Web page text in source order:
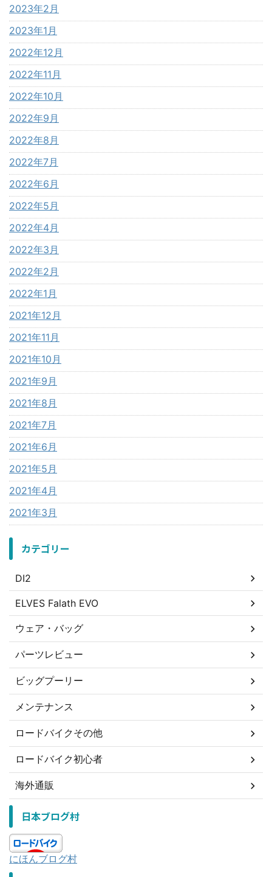
2023年2月
2023年1月
2022年12月
2022年11月
2022年10月
2022年9月
2022年8月
2022年7月
2022年6月
2022年5月
2022年4月
2022年3月
2022年2月
2022年1月
2021年12月
2021年11月
2021年10月
2021年9月
2021年8月
2021年7月
2021年6月
2021年5月
2021年4月
2021年3月
カテゴリー
DI2
ELVES Falath EVO
ウェア・バッグ
パーツレビュー
ビッグプーリー
メンテナンス
ロードバイクその他
ロードバイク初心者
海外通販
日本ブログ村
にほんブログ村